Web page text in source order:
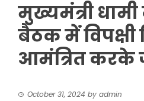
मुख्यमंत्री धामी
बैठक में विपक्षी
आमंत्रित करके
October 31, 2024 by admin